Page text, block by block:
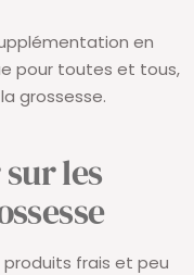
en
pour toutes et tous,
grossesse.
les
frais et peu